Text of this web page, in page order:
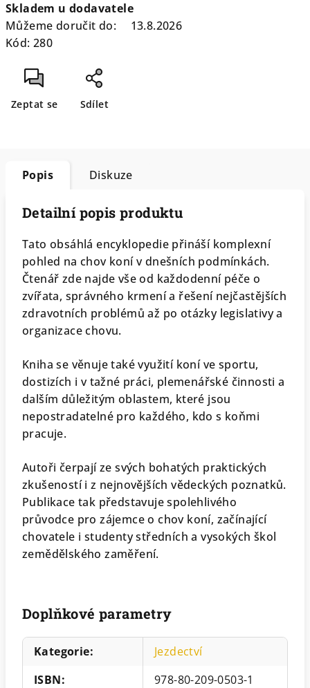
cena:
Skladem u dodavatele
Můžeme doručit do:
13.8.2026
Kód: 280
Zeptat se Sdílet
Popis Diskuze
Detailní popis produktu
Tato obsáhlá encyklopedie přináší komplexní
pohled na chov koní v dnešních podmínkách.
Čtenář zde najde vše od každodenní péče o
zvířata, správného krmení a řešení nejčastějších
zdravotních problémů až po otázky legislativy a
organizace chovu.
Kniha se věnuje také využití koní ve sportu,
dostizích i v tažné práci, plemenářské činnosti a
dalším důležitým oblastem, které jsou
nepostradatelné pro každého, kdo s koňmi
pracuje.
Autoři čerpají ze svých bohatých praktických
zkušeností i z nejnovějších vědeckých poznatků.
Publikace tak představuje spolehlivého
průvodce pro zájemce o chov koní, začínající
chovatele i studenty středních a vysokých škol
zemědělského zaměření.
Doplňkové parametry
Kategorie:
Jezdectví
ISBN:
978-80-209-0503-1